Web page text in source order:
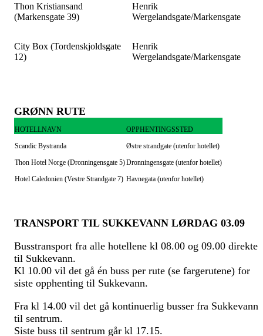
Thon Kristiansand
(Markensgate 39)
Henrik
Wergelandsgate/Markensgate
City Box (Tordenskjoldsgate
12)
Henrik
Wergelandsgate/Markensgate
GRØNN RUTE
HOTELLNAVN
OPPHENTINGSSTED
Scandic Bystranda
Østre strandgate (utenfor hotellet)
Thon Hotel Norge (Dronningensgate 5)Dronningensgate (utenfor hotellet)
Hotel Caledonien (Vestre Strandgate 7) Havnegata (utenfor hotellet)
TRANSPORT TIL SUKKEVANN LØRDAG 03.09
Busstransport fra alle hotellene kl 08.00 og 09.00 direkte
til Sukkevann.
Kl 10.00 vil det gå én buss per rute (se fargerutene) for
siste opphenting til Sukkevann.
Fra kl 14.00 vil det gå kontinuerlig busser fra Sukkevann
til sentrum.
Siste buss til sentrum går kl 17.15.